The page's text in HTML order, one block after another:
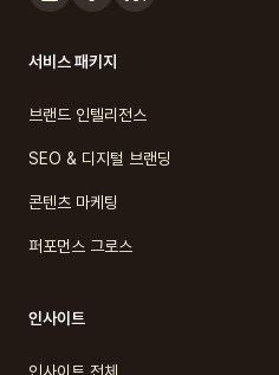
서비스 패키지
브랜드 인텔리전스
SEO & 디지털 브랜딩
콘텐츠 마케팅
퍼포먼스 그로스
인사이트